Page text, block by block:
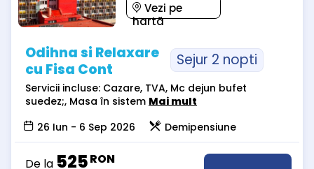
Vezi pe
hartă
Odihna si Relaxare
cu Fisa Cont
Sejur 2 nopti
Servicii incluse: Cazare, TVA, Mc dejun bufet
suedez;, Masa în sistem Mai mult
26 Iun - 6 Sep 2026
Demipensiune
De la 525RON